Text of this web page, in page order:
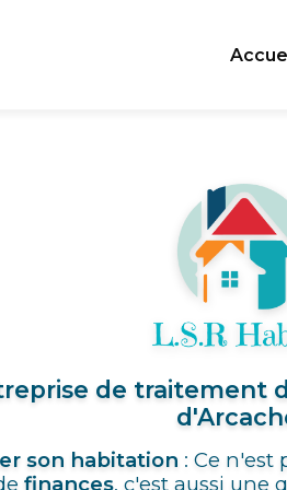
de traitement
son habitation : Ce n'est
finances, c'est aussi une